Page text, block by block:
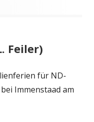
Feiler)
für ND-
Immenstaad am